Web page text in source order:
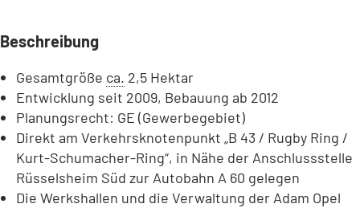
Beschreibung
Gesamtgröße ca. 2,5 Hektar
Entwicklung seit 2009, Bebauung ab 2012
Planungsrecht: GE (Gewerbegebiet)
Direkt am Verkehrsknotenpunkt „B 43 / Rugby Ring /
Kurt-Schumacher-Ring“, in Nähe der Anschlussstelle
Rüsselsheim Süd zur Autobahn A 60 gelegen
Die Werkshallen und die Verwaltung der Adam Opel